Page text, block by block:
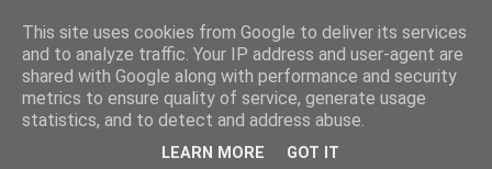
Mit frischen Themen aus der Region immer auf dem
This site uses cookies from Google to deliver its services
and to analyze traffic. Your IP address and user-agent are
shared with Google along with performance and security
metrics to ensure quality of service, generate usage
statistics, and to detect and address abuse.
LEARN MORE GOT IT